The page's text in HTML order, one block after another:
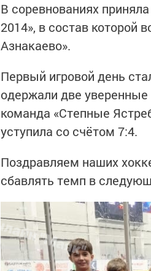
В соревнованиях
2014», в состав
Азнакаево».
Первый игровой день
одержали две
команда «Степные
уступила со счётом 7:4.
Поздравляем наших
сбавлять темп в